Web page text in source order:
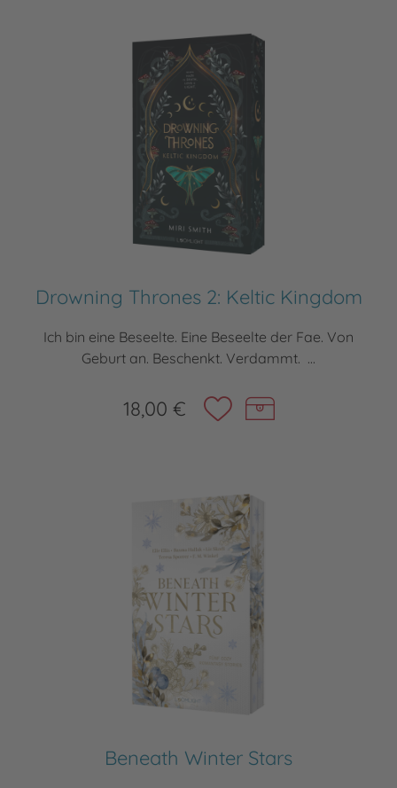
Drowning Thrones 2: Keltic Kingdom
Ich bin eine Beseelte. Eine Beseelte der Fae. Von
Geburt an. Beschenkt. Verdammt. ...
18,00 €
Beneath Winter Stars